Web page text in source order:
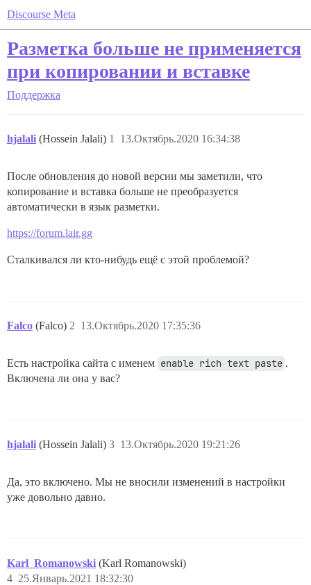
Discourse Meta
Разметка больше не применяется
при копировании и вставке
Поддержка
hjalali (Hossein Jalali) 13.Октябрь.2020 16:34:38
1
После обновления до новой версии мы заметили, что
копирование и вставка больше не преобразуется
автоматически в язык разметки.
https://forum.lair.gg
Сталкивался ли кто-нибудь ещё с этой проблемой?
Falco (Falco) 13.Октябрь.2020 17:35:36
2
Есть настройка сайта с именем enable rich text paste .
Включена ли она у вас?
hjalali (Hossein Jalali) 13.Октябрь.2020 19:21:26
3
Да, это включено. Мы не вносили изменений в настройки
уже довольно давно.
Karl_Romanowski (Karl Romanowski)
25.Январь.2021 18:32:30
4